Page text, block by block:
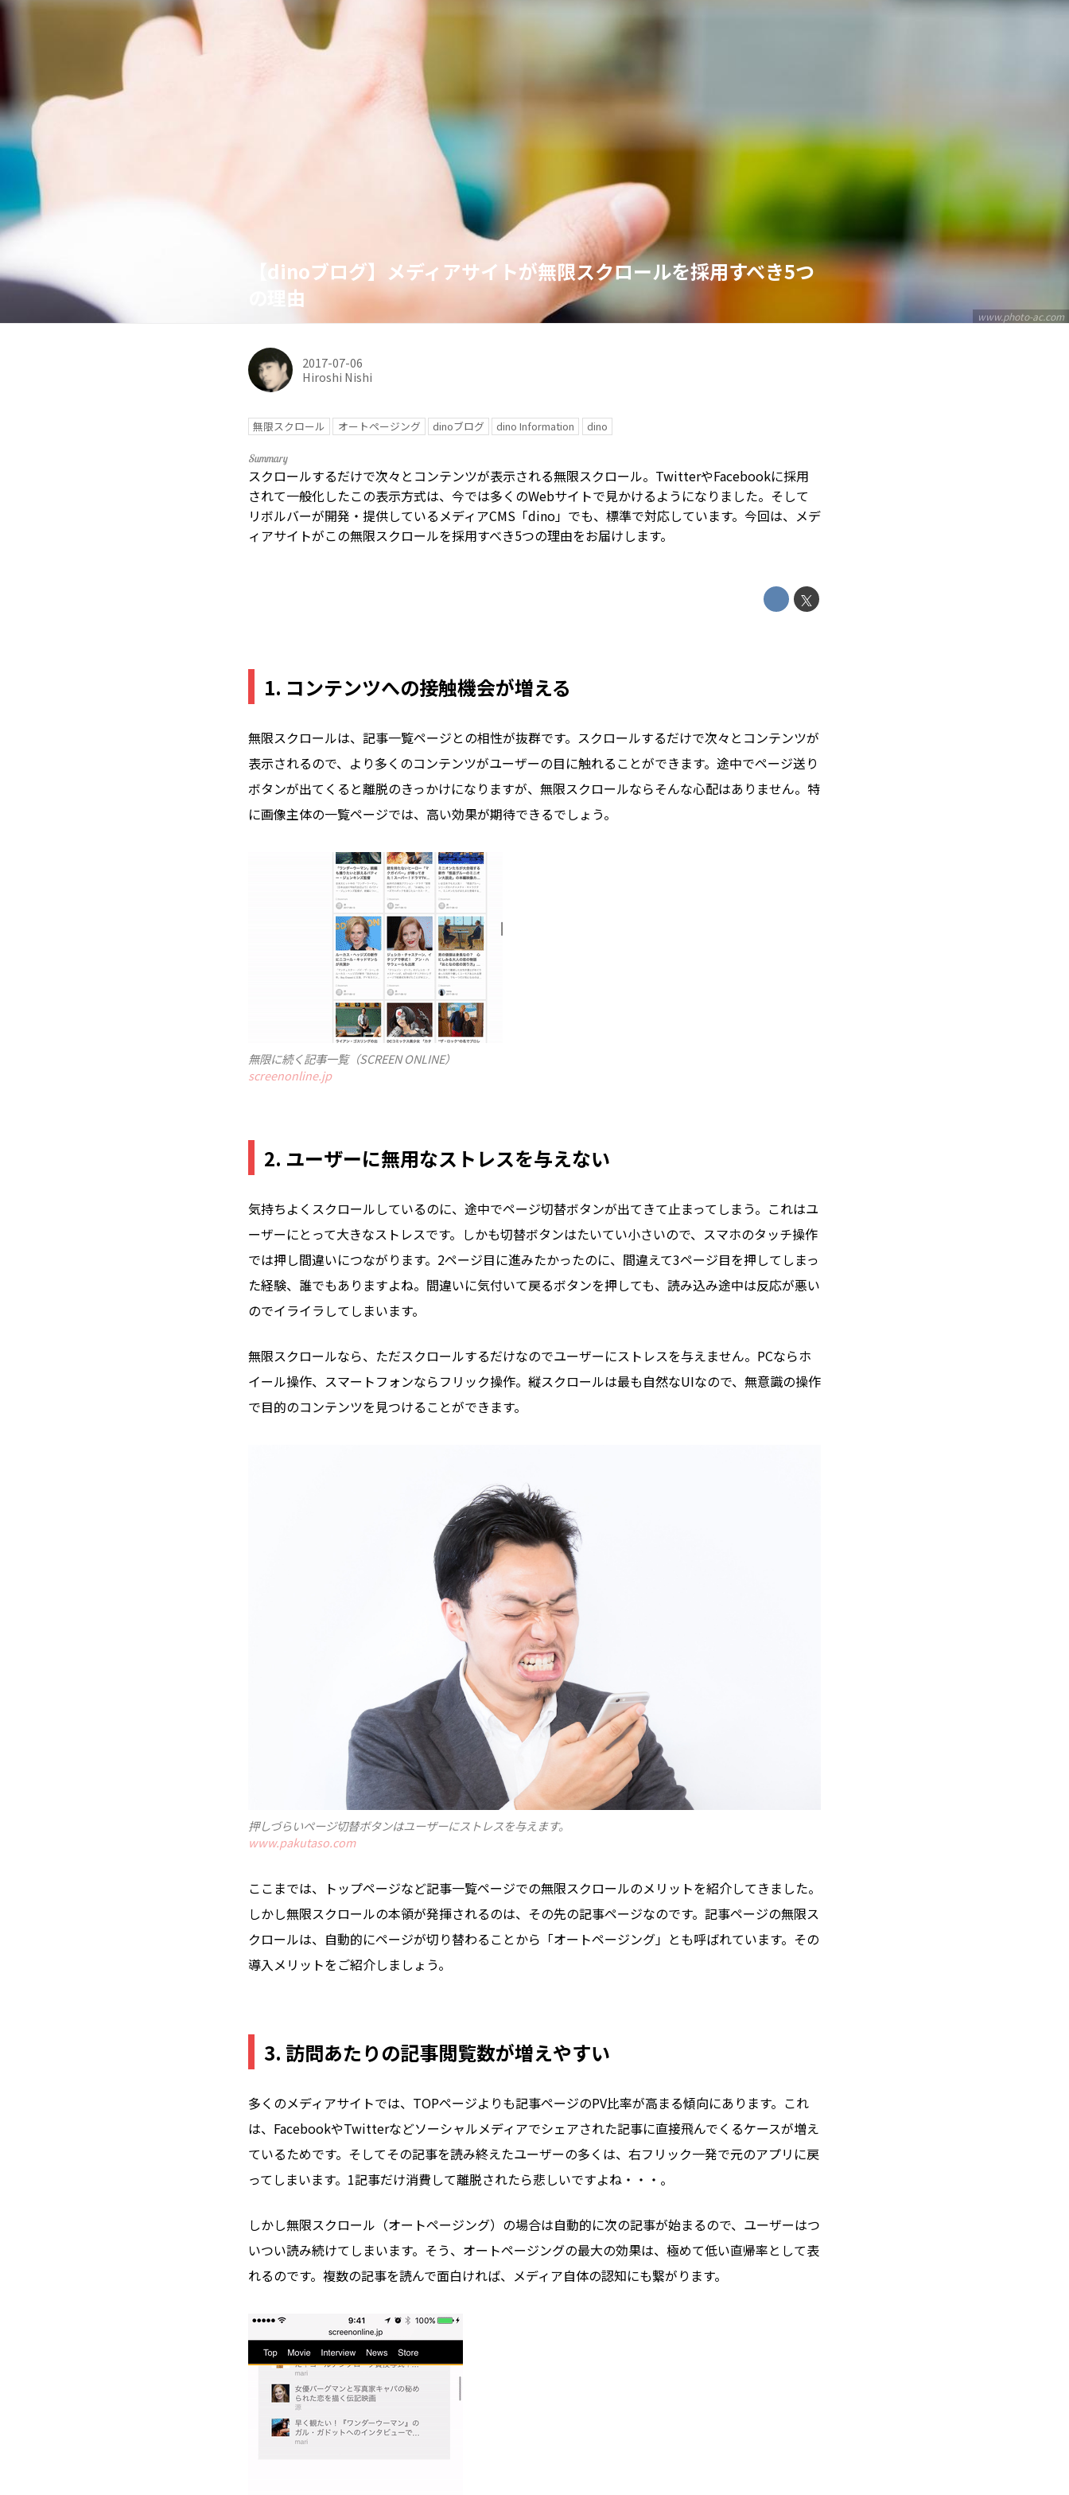
www.photo-ac.com
【dinoブログ】メディアサイトが無限スクロールを採用すべき5つ
の理由
2017-07-06
Hiroshi Nishi
無限スクロール オートページング dinoブログ dino Information dino
スクロールするだけで次々とコンテンツが表示される無限スクロール。TwitterやFacebookに採用
されて一般化したこの表示方式は、今では多くのWebサイトで見かけるようになりました。そして
リボルバーが開発・提供しているメディアCMS「dino」でも、標準で対応しています。今回は、メデ
ィアサイトがこの無限スクロールを採用すべき5つの理由をお届けします。
1. コンテンツへの接触機会が増える
無限スクロールは、記事一覧ページとの相性が抜群です。スクロールするだけで次々とコンテンツが
表示されるので、より多くのコンテンツがユーザーの目に触れることができます。途中でページ送り
ボタンが出てくると離脱のきっかけになりますが、無限スクロールならそんな心配はありません。特
に画像主体の一覧ページでは、高い効果が期待できるでしょう。
無限に続く記事一覧（SCREEN ONLINE）
screenonline.jp
2. ユーザーに無用なストレスを与えない
気持ちよくスクロールしているのに、途中でページ切替ボタンが出てきて止まってしまう。これはユ
ーザーにとって大きなストレスです。しかも切替ボタンはたいてい小さいので、スマホのタッチ操作
では押し間違いにつながります。2ページ目に進みたかったのに、間違えて3ページ目を押してしまっ
た経験、誰でもありますよね。間違いに気付いて戻るボタンを押しても、読み込み途中は反応が悪い
のでイライラしてしまいます。
無限スクロールなら、ただスクロールするだけなのでユーザーにストレスを与えません。PCならホ
イール操作、スマートフォンならフリック操作。縦スクロールは最も自然なUIなので、無意識の操作
で目的のコンテンツを見つけることができます。
押しづらいページ切替ボタンはユーザーにストレスを与えます。
www.pakutaso.com
ここまでは、トップページなど記事一覧ページでの無限スクロールのメリットを紹介してきました。
しかし無限スクロールの本領が発揮されるのは、その先の記事ページなのです。記事ページの無限ス
クロールは、自動的にページが切り替わることから「オートページング」とも呼ばれています。その
導入メリットをご紹介しましょう。
3. 訪問あたりの記事閲覧数が増えやすい
多くのメディアサイトでは、TOPページよりも記事ページのPV比率が高まる傾向にあります。これ
は、FacebookやTwitterなどソーシャルメディアでシェアされた記事に直接飛んでくるケースが増え
ているためです。そしてその記事を読み終えたユーザーの多くは、右フリック一発で元のアプリに戻
ってしまいます。1記事だけ消費して離脱されたら悲しいですよね・・・。
しかし無限スクロール（オートページング）の場合は自動的に次の記事が始まるので、ユーザーはつ
いつい読み続けてしまいます。そう、オートページングの最大の効果は、極めて低い直帰率として表
れるのです。複数の記事を読んで面白ければ、メディア自体の認知にも繋がります。